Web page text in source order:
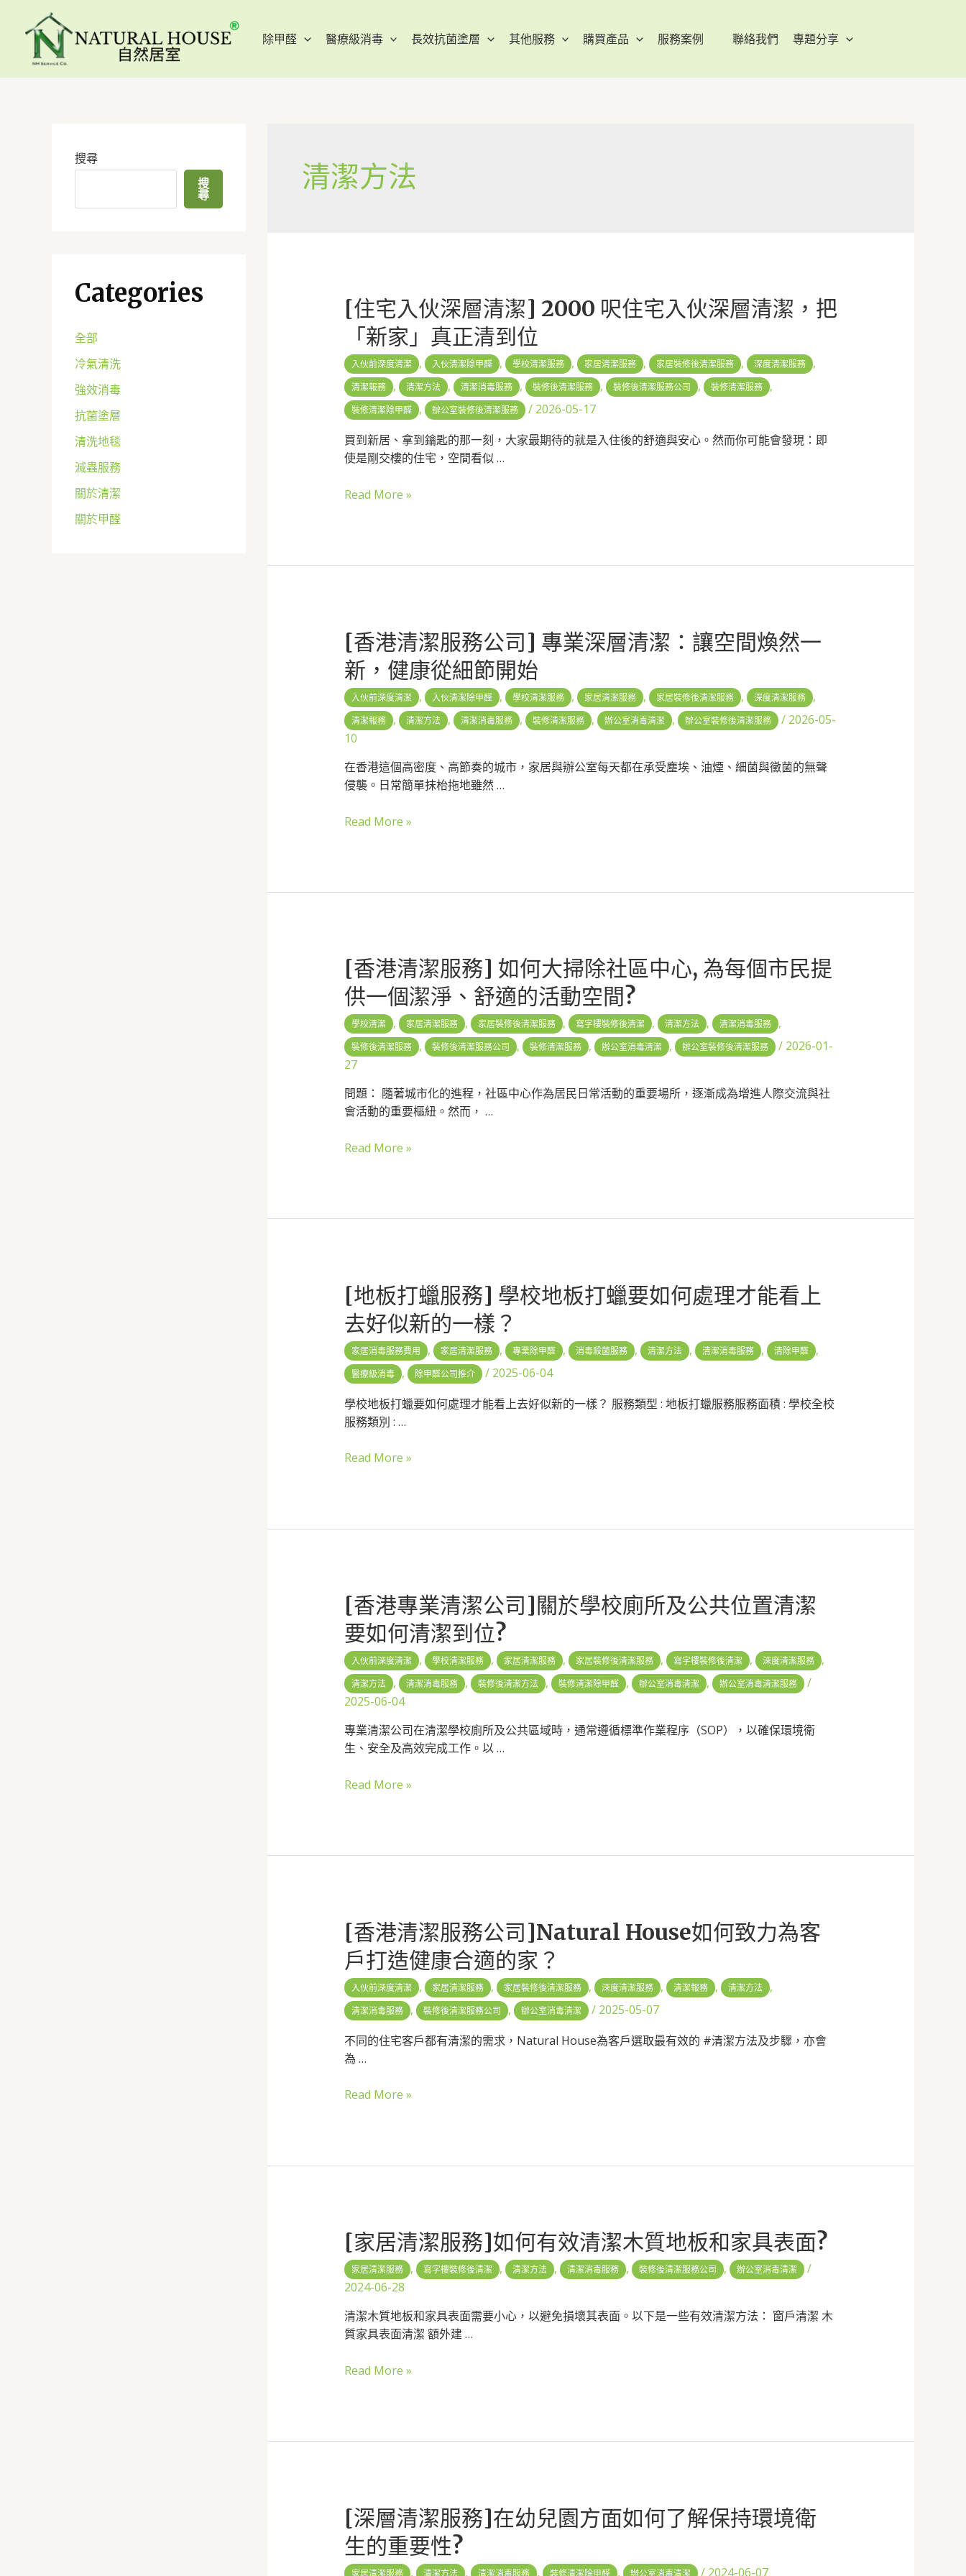
除甲醛 醫療級消毒 長效抗菌塗層 其他服務 購買產品 服務案例 聯絡我們 專題分享
搜尋
搜
尋
Categories
全部
冷氣清洗
強效消毒
抗菌塗層
清洗地毯
滅蟲服務
關於清潔
關於甲醛
清潔方法
[住宅入伙深層清潔] 2000 呎住宅入伙深層清潔，把
「新家」真正清到位
入伙前深度清潔 , 入伙清潔除甲醛 , 學校清潔服務 , 家居清潔服務 , 家居裝修後清潔服務 , 深度清潔服務 ,
清潔報務 , 清潔方法 , 清潔消毒服務 , 裝修後清潔服務 , 裝修後清潔服務公司 , 裝修清潔服務 ,
裝修清潔除甲醛 , 辦公室裝修後清潔服務 / 2026-05-17
買到新居、拿到鑰匙的那一刻，大家最期待的就是入住後的舒適與安心。然而你可能會發現：即
使是剛交樓的住宅，空間看似 …
Read More »
[香港清潔服務公司] 專業深層清潔：讓空間煥然一
新，健康從細節開始
入伙前深度清潔 , 入伙清潔除甲醛 , 學校清潔服務 , 家居清潔服務 , 家居裝修後清潔服務 , 深度清潔服務 ,
清潔報務 , 清潔方法 , 清潔消毒服務 , 裝修清潔服務 , 辦公室消毒清潔 , 辦公室裝修後清潔服務 / 2026-05-
10
在香港這個高密度、高節奏的城市，家居與辦公室每天都在承受塵埃、油煙、細菌與黴菌的無聲
侵襲。日常簡單抹枱拖地雖然 …
Read More »
[香港清潔服務] 如何大掃除社區中心, 為每個市民提
供一個潔淨、舒適的活動空間?
學校清潔 , 家居清潔服務 , 家居裝修後清潔服務 , 寫字樓裝修後清潔 , 清潔方法 , 清潔消毒服務 ,
裝修後清潔服務 , 裝修後清潔服務公司 , 裝修清潔服務 , 辦公室消毒清潔 , 辦公室裝修後清潔服務 / 2026-01-
27
問題： 隨著城市化的進程，社區中心作為居民日常活動的重要場所，逐漸成為增進人際交流與社
會活動的重要樞紐。然而， …
Read More »
[地板打蠟服務] 學校地板打蠟要如何處理才能看上
去好似新的一樣？
家居消毒服務費用 , 家居清潔服務 , 專業除甲醛 , 消毒殺菌服務 , 清潔方法 , 清潔消毒服務 , 清除甲醛 ,
醫療級消毒 , 除甲醛公司推介 / 2025-06-04
學校地板打蠟要如何處理才能看上去好似新的一樣？ 服務類型 : 地板打蠟服務服務面積 : 學校全校
服務類別 : …
Read More »
[香港專業清潔公司]關於學校廁所及公共位置清潔
要如何清潔到位?
入伙前深度清潔 , 學校清潔服務 , 家居清潔服務 , 家居裝修後清潔服務 , 寫字樓裝修後清潔 , 深度清潔服務 ,
清潔方法 , 清潔消毒服務 , 裝修後清潔方法 , 裝修清潔除甲醛 , 辦公室消毒清潔 , 辦公室消毒清潔服務 /
2025-06-04
專業清潔公司在清潔學校廁所及公共區域時，通常遵循標準作業程序（SOP），以確保環境衛
生、安全及高效完成工作。以 …
Read More »
[香港清潔服務公司]Natural House如何致力為客
戶打造健康合適的家？
入伙前深度清潔 , 家居清潔服務 , 家居裝修後清潔服務 , 深度清潔服務 , 清潔報務 , 清潔方法 ,
清潔消毒服務 , 裝修後清潔服務公司 , 辦公室消毒清潔 / 2025-05-07
不同的住宅客戶都有清潔的需求，Natural House為客戶選取最有效的 #清潔方法及步驟，亦會
為 …
Read More »
[家居清潔服務]如何有效清潔木質地板和家具表面?
家居清潔服務 , 寫字樓裝修後清潔 , 清潔方法 , 清潔消毒服務 , 裝修後清潔服務公司 , 辦公室消毒清潔
/
2024-06-28
清潔木質地板和家具表面需要小心，以避免損壞其表面。以下是一些有效清潔方法： 窗戶清潔 木
質家具表面清潔 額外建 …
Read More »
[深層清潔服務]在幼兒園方面如何了解保持環境衛
生的重要性?
家居清潔服務 , 清潔方法 , 清潔消毒服務 , 裝修清潔除甲醛 , 辦公室消毒清潔 / 2024-06-07